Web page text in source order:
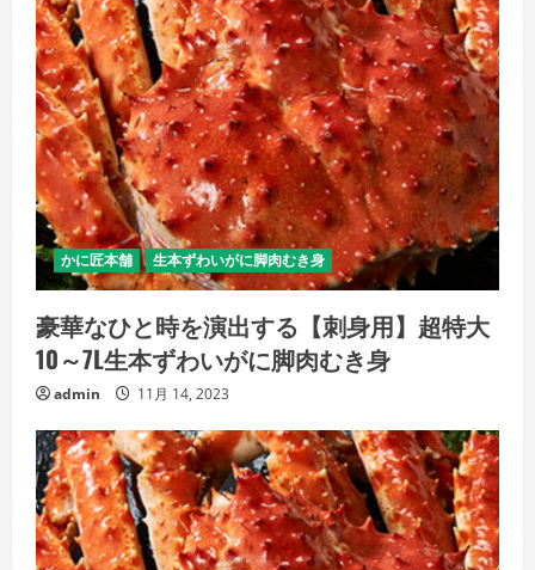
かに匠本舗 生本ずわいがに脚肉むき身
豪華なひと時を演出する【刺身用】超特大
10～7L生本ずわいがに脚肉むき身
admin 11月 14, 2023